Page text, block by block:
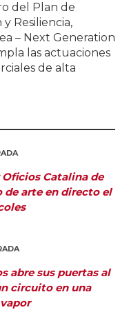
del Plan de
Resiliencia,
– Next Generation
las actuaciones
de alta
Catalina de
de arte en directo el
abre sus puertas al
circuito en una